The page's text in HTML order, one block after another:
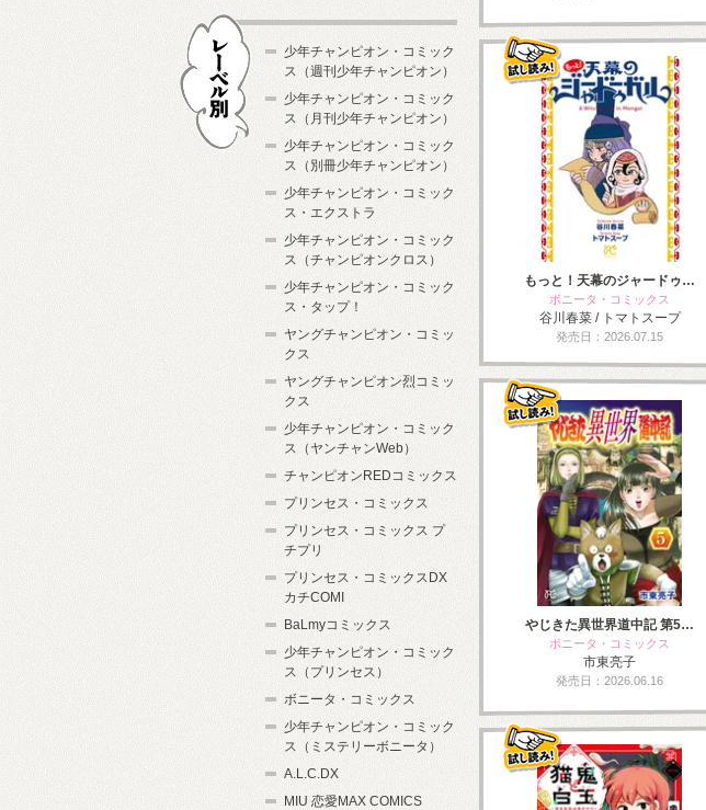
もっと！天幕のジャードゥ…
ボニータ・コミックス
谷川春菜 / トマトスープ
発売日：2026.07.15
やじきた異世界道中記 第5…
ボニータ・コミックス
市東亮子
発売日：2026.06.16
少年チャンピオン・コミック
ス（週刊少年チャンピオン）
少年チャンピオン・コミック
ス（月刊少年チャンピオン）
少年チャンピオン・コミック
ス（別冊少年チャンピオン）
少年チャンピオン・コミック
ス・エクストラ
少年チャンピオン・コミック
ス（チャンピオンクロス）
少年チャンピオン・コミック
ス・タップ！
ヤングチャンピオン・コミッ
クス
ヤングチャンピオン烈コミッ
クス
少年チャンピオン・コミック
ス（ヤンチャンWeb）
チャンピオンREDコミックス
プリンセス・コミックス
プリンセス・コミックス プ
チプリ
プリンセス・コミックスDX
カチCOMI
BaLmyコミックス
少年チャンピオン・コミック
ス（プリンセス）
ボニータ・コミックス
少年チャンピオン・コミック
ス（ミステリーボニータ）
A.L.C.DX
MIU 恋愛MAX COMICS